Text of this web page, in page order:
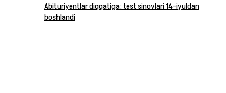
Abituriyentlar diqqatiga: test sinovlari 14-iyuldan
boshlandi